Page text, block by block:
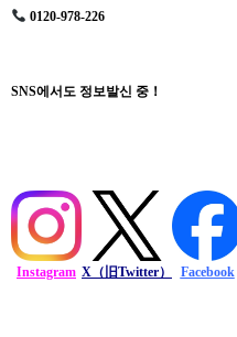
0120-978-226
SNS에서도 정보발신 중！
Instagram X（旧Twitter） Facebook